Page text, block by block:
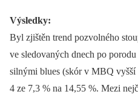
Výsledky:
Byl zjištěn trend pozvolného
ve sledovaných dnech po
silnými blues (skór v MBQ vyšší
4 ze 7,3 % na 14,55 %. Mezi